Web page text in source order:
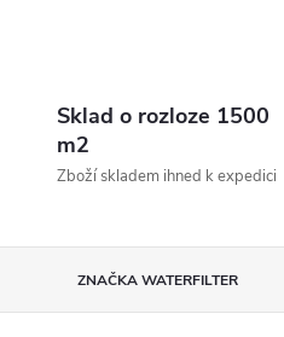
Sklad o rozloze 1500
m2
Zboží skladem ihned k expedici
ZNAČKAWATERFILTER